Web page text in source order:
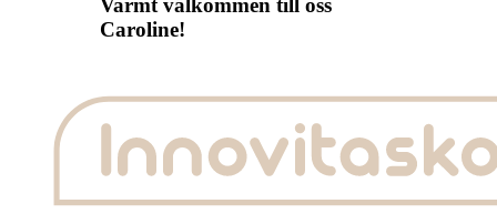
Varmt välkommen till oss
Caroline!